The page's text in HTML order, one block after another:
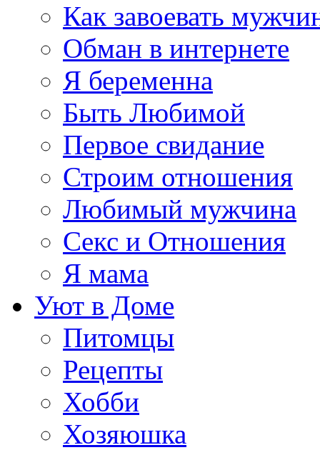
Как завоевать
Обман в интернете
Я беременна
Быть Любимой
Первое свидание
Строим отношения
Любимый мужчина
Секс и Отношения
Я мама
Уют в Доме
Питомцы
Рецепты
Хобби
Хозяюшка